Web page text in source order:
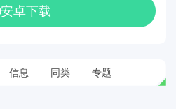
安卓下载
信息 同类 专题